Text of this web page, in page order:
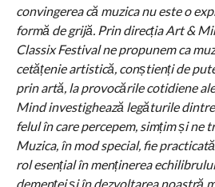
convingerea că muzica nu este o
formă de grijă. Prin direcția Art &
Classix Festival ne propunem ca
cetățenie artistică, conștienți de
prin artă, la provocările cotidiene
Mind investighează legăturile
felul în care percepem, simțim și ne
Muzica, în mod special, fie
rol esențial în menținerea
demenței și în dezvoltarea noastră